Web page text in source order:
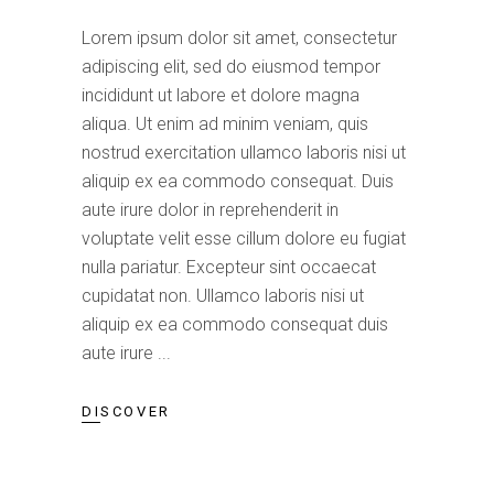
Lorem ipsum dolor sit amet, consectetur
adipiscing elit, sed do eiusmod tempor
incididunt ut labore et dolore magna
aliqua. Ut enim ad minim veniam, quis
nostrud exercitation ullamco laboris nisi ut
aliquip ex ea commodo consequat. Duis
aute irure dolor in reprehenderit in
voluptate velit esse cillum dolore eu fugiat
nulla pariatur. Excepteur sint occaecat
cupidatat non. Ullamco laboris nisi ut
aliquip ex ea commodo consequat duis
aute irure
DISCOVER